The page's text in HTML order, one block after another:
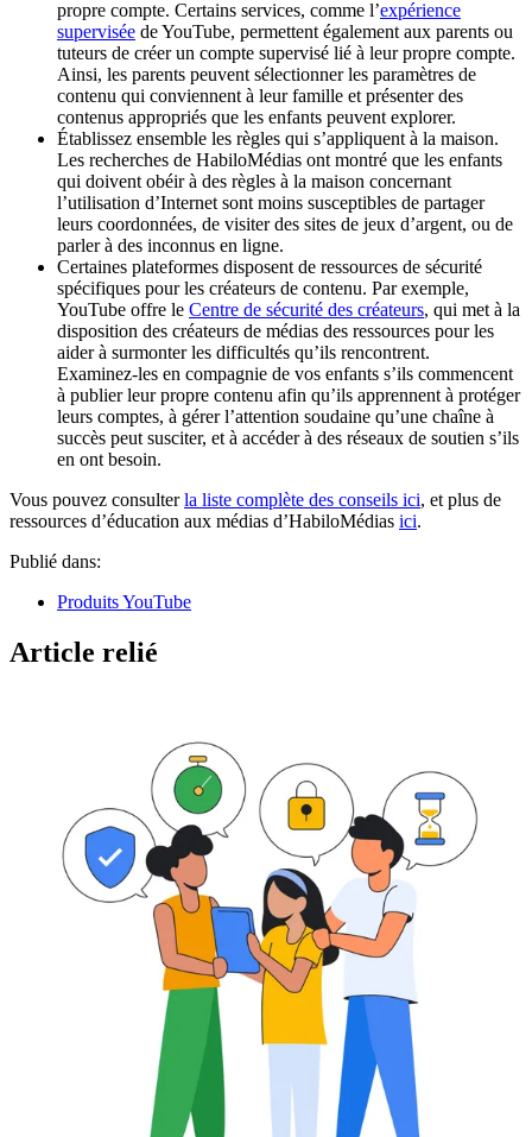
propre compte. Certains services, comme l’expérience
supervisée de YouTube, permettent également aux parents ou
tuteurs de créer un compte supervisé lié à leur propre compte.
Ainsi, les parents peuvent sélectionner les paramètres de
contenu qui conviennent à leur famille et présenter des
contenus appropriés que les enfants peuvent explorer.
Établissez ensemble les règles qui s’appliquent à la maison.
Les recherches de HabiloMédias ont montré que les enfants
qui doivent obéir à des règles à la maison concernant
l’utilisation d’Internet sont moins susceptibles de partager
leurs coordonnées, de visiter des sites de jeux d’argent, ou de
parler à des inconnus en ligne.
Certaines plateformes disposent de ressources de sécurité
spécifiques pour les créateurs de contenu. Par exemple,
YouTube offre le Centre de sécurité des créateurs, qui met à la
disposition des créateurs de médias des ressources pour les
aider à surmonter les difficultés qu’ils rencontrent.
Examinez‑les en compagnie de vos enfants s’ils commencent
à publier leur propre contenu afin qu’ils apprennent à protéger
leurs comptes, à gérer l’attention soudaine qu’une chaîne à
succès peut susciter, et à accéder à des réseaux de soutien s’ils
en ont besoin.
Vous pouvez consulterla liste complète des conseils ici, et plus de
ressources d’éducation aux médias d’HabiloMédias ici.
Publié dans:
Produits YouTube
Article relié